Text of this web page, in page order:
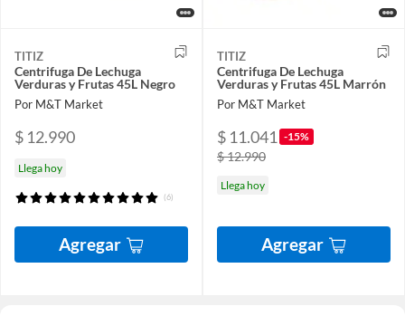
TITIZ
Centrifuga De Lechuga
Verduras y Frutas 45L Negro
Por M&T Market
$ 12.990
Llega hoy
(6)
Agregar
TITIZ
Centrifuga De Lechuga
Verduras y Frutas 45L Marrón
Por M&T Market
$ 11.041 -15%
$ 12.990
Llega hoy
Agregar